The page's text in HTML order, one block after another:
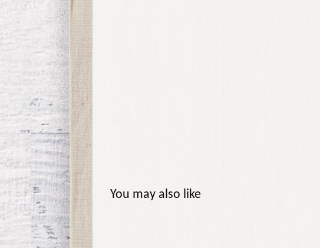
You may also like